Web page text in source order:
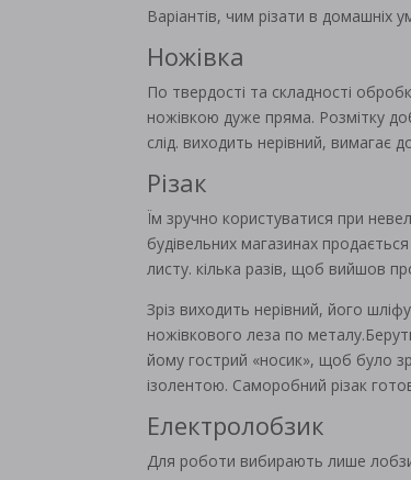
Варіантів, чим різати в домашніх
Ножівка
По твердості та складності
ножівкою дуже пряма. Розмітку
слід. виходить нерівний, вимагає
Різак
Їм зручно користуватися при
будівельних магазинах
листу. кілька разів, щоб вийшов
Зріз виходить нерівний, його
ножівкового леза по
йому гострий «носик», щоб було
ізолентою. Саморобний різак
Електролобзик
Для роботи вибирають лише